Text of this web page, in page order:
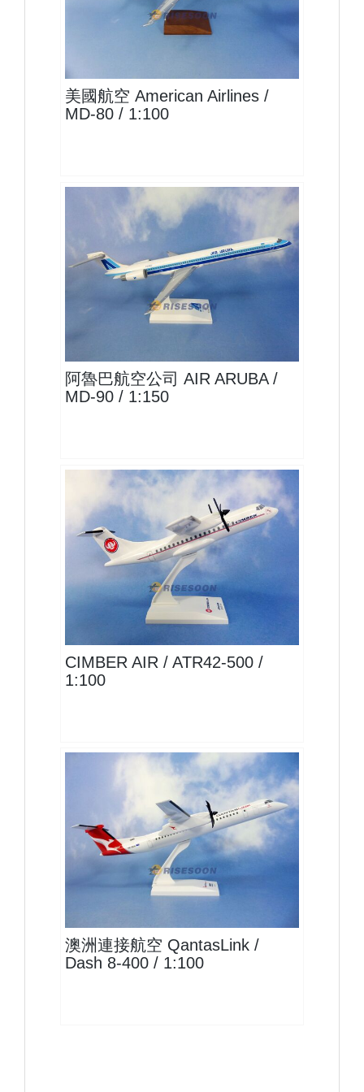
AAL10MD80P01
美國航空 American Airlines /
MD-80 / 1:100
ARU15MD90P01 $1300
阿魯巴航空公司 AIR ARUBA /
MD-90 / 1:150
CIM10AT45P01
CIMBER AIR / ATR42-500 /
1:100
QFA10DH8DP03 $1800
澳洲連接航空 QantasLink /
Dash 8-400 / 1:100